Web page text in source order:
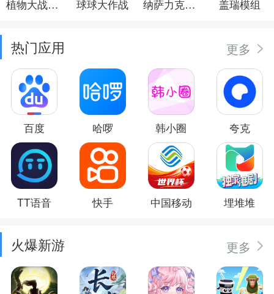
植物大战僵尸2 球球大作战 纳萨力克之王 盖瑞模组
热门应用 更多
百度 哈啰 韩小圈 夸克
TT语音 快手 中国移动 埋堆堆
火爆新游 更多